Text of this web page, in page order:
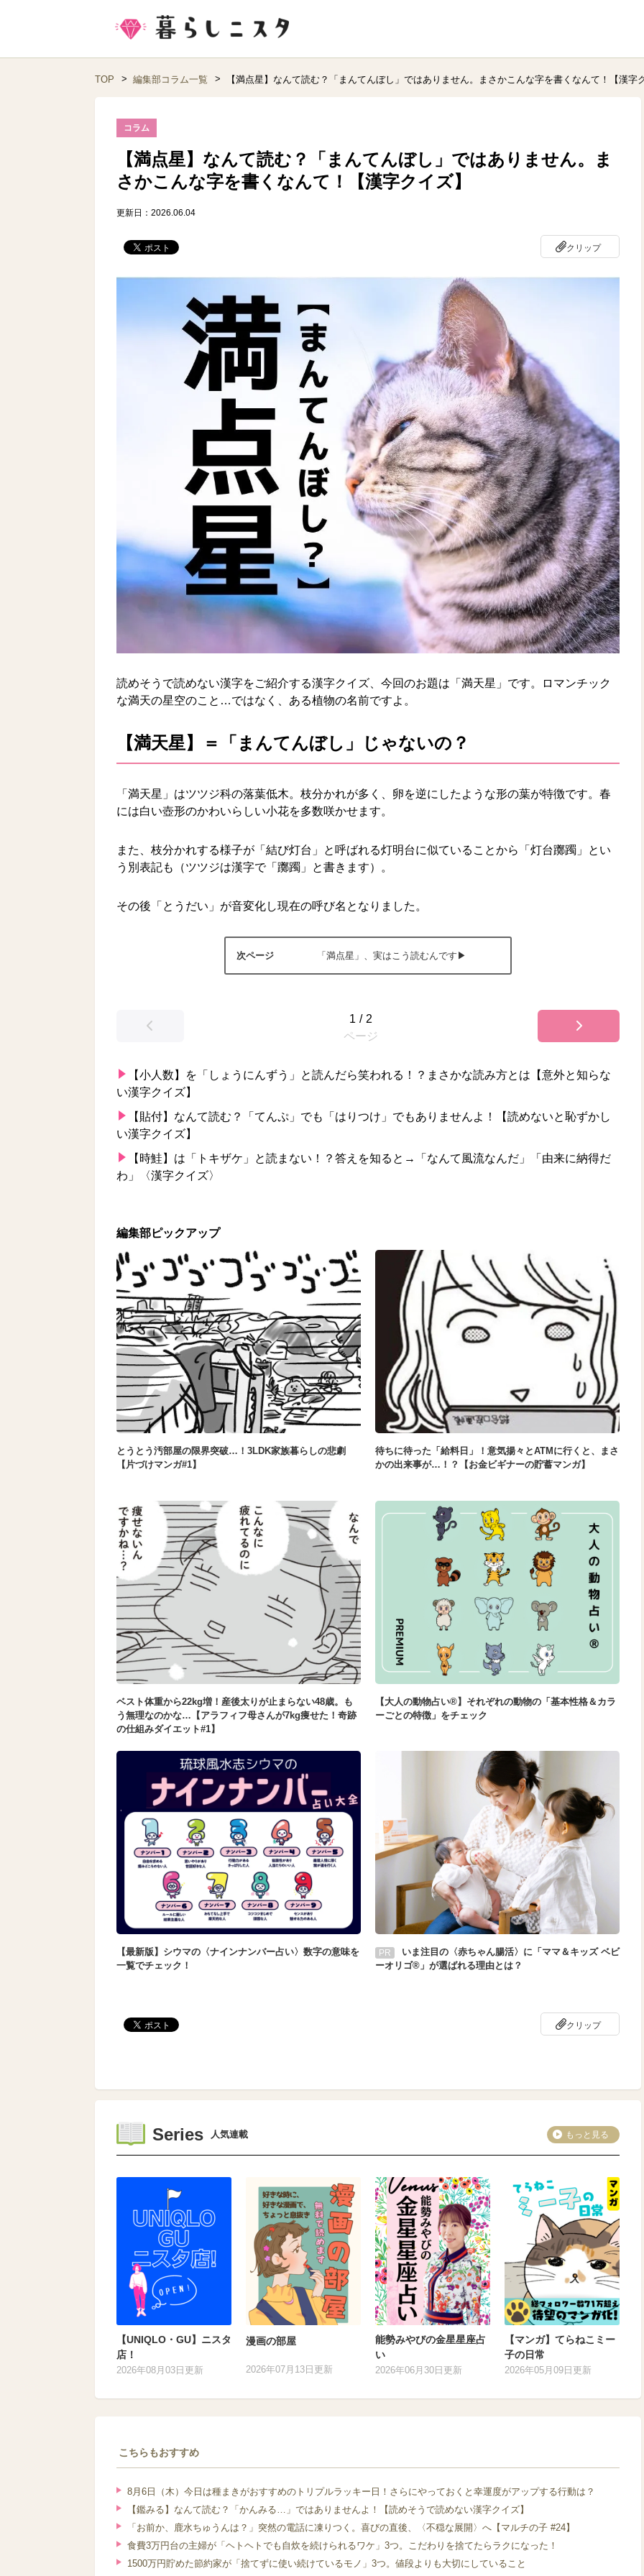
TOP 編集部コラム一覧 【満点星】なんて読む？「まんてんぼし」ではありません。まさかこんな字を書くなんて！【漢字
コラム
【満点星】なんて読む？「まんてんぼし」ではありません。ま
さかこんな字を書くなんて！【漢字クイズ】
更新日：2026.06.04
クリップ
読めそうで読めない漢字をご紹介する漢字クイズ、今回のお題は「満天星」です。ロマンチック
な満天の星空のこと…ではなく、ある植物の名前ですよ。
【満天星】＝「まんてんぼし」じゃないの？
「満天星」はツツジ科の落葉低木。枝分かれが多く、卵を逆にしたような形の葉が特徴です。春
には白い壺形のかわいらしい小花を多数咲かせます。
また、枝分かれする様子が「結び灯台」と呼ばれる灯明台に似ていることから「灯台躑躅」とい
う別表記も（ツツジは漢字で「躑躅」と書きます）。
その後「とうだい」が音変化し現在の呼び名となりました。
「満点星」、実はこう読むんです▶
1 / 2
ページ
【小人数】を「しょうにんずう」と読んだら笑われる！？まさかな読み方とは【意外と知らな
い漢字クイズ】
【貼付】なんて読む？「てんぷ」でも「はりつけ」でもありませんよ！【読めないと恥ずかし
い漢字クイズ】
【時鮭】は「トキザケ」と読まない！？答えを知ると→「なんて風流なんだ」「由来に納得だ
わ」〈漢字クイズ〉
編集部ピックアップ
とうとう汚部屋の限界突破…！3LDK家族暮らしの悲劇
【片づけマンガ#1】
待ちに待った「給料日」！意気揚々とATMに行くと、まさ
かの出来事が…！？【お金ビギナーの貯蓄マンガ】
ベスト体重から22kg増！産後太りが止まらない48歳。も
う無理なのかな…【アラフィフ母さんが7kg痩せた！奇跡
の仕組みダイエット#1】
【大人の動物占い®】それぞれの動物の「基本性格＆カラ
ーごとの特徴」をチェック
【最新版】シウマの〈ナインナンバー占い〉数字の意味を
一覧でチェック！
PR
いま注目の〈赤ちゃん腸活〉に「ママ＆キッズ ベビ
ーオリゴ®」が選ばれる理由とは？
クリップ
Series 人気連載 もっと見る
【UNIQLO・GU】ニスタ
店！
2026年08月03日更新
漫画の部屋
2026年07月13日更新
能勢みやびの金星星座占
い
2026年06月30日更新
【マンガ】てらねこミー
子の日常
2026年05月09日更新
こちらもおすすめ
8月6日（木）今日は種まきがおすすめのトリプルラッキー日！さらにやっておくと幸運度がアップする行動は？
【鑑みる】なんて読む？「かんみる…」ではありませんよ！【読めそうで読めない漢字クイズ】
「お前か、鹿水ちゅうんは？」突然の電話に凍りつく。喜びの直後、〈不穏な展開〉へ【マルチの子 #24】
食費3万円台の主婦が「ヘトヘトでも自炊を続けられるワケ」3つ。こだわりを捨てたらラクになった！
1500万円貯めた節約家が「捨てずに使い続けているモノ」3つ。値段よりも大切にしていること